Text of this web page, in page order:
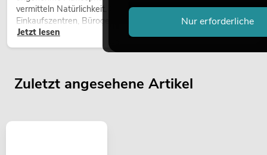
vermitteln Natürlichkeit. Ob in Hotels, Restaurants,
Einkaufszentren, Bürogebäuden oder auf Messeständen: eine
hochwertige Begrünung gehört heute längst zum modernen
Raumkonzept.
Jetzt lesen
Zuletzt angesehene Artikel
Nur erforderliche